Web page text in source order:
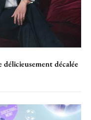
décalée